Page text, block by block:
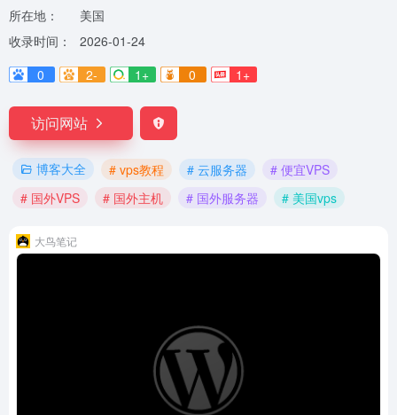
所在地：
美国
收录时间：
2026-01-24
0
2- 1+ 0 1+
访问网站
博客大全 # vps教程 # 云服务器
# 便宜VPS
# 国外VPS
# 国外主机 # 国外服务器 # 美国vps
大鸟笔记